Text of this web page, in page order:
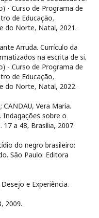
- Curso de Programa de
de Educação,
do Norte, Natal, 2021.
Arruda. Currículo da
na escrita de si.
- Curso de Programa de
de Educação,
do Norte, Natal, 2022.
Vera Maria.
Indagações sobre o
17 a 48, Brasília, 2007.
do negro brasileiro:
São Paulo: Editora
e Experiência.
2009.